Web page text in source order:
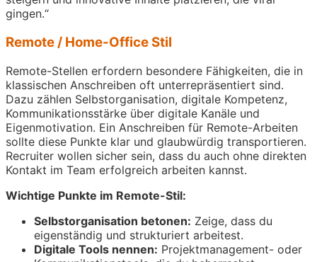
gingen.“
Remote / Home-Office Stil
Remote-Stellen erfordern besondere Fähigkeiten, die in
klassischen Anschreiben oft unterrepräsentiert sind.
Dazu zählen Selbstorganisation, digitale Kompetenz,
Kommunikationsstärke über digitale Kanäle und
Eigenmotivation. Ein Anschreiben für Remote-Arbeiten
sollte diese Punkte klar und glaubwürdig transportieren.
Recruiter wollen sicher sein, dass du auch ohne direkten
Kontakt im Team erfolgreich arbeiten kannst.
Wichtige Punkte im Remote-Stil:
Selbstorganisation betonen: Zeige, dass du
eigenständig und strukturiert arbeitest.
Digitale Tools nennen: Projektmanagement- oder